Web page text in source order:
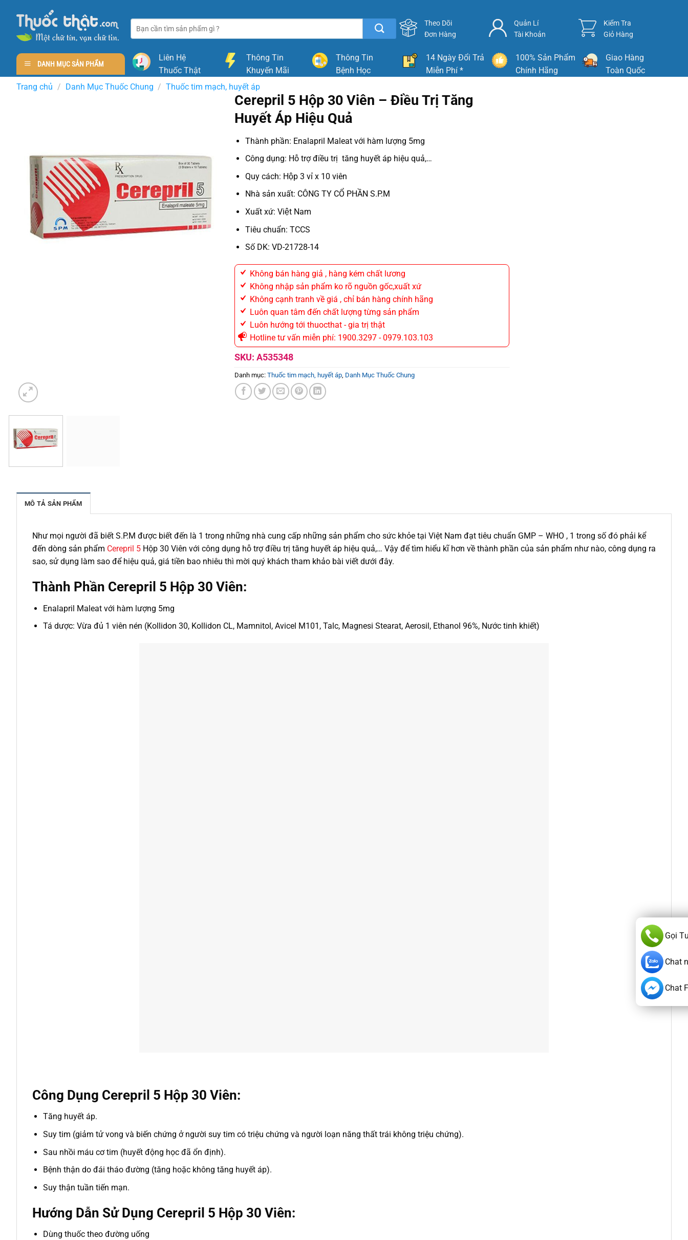
content
kiếm:
Theo Dõi
Đơn Hàng
Quản Lí
Tài Khoản
Kiểm Tra
Giỏ Hàng
DANH MỤC SẢN PHẨM
Liên Hệ
Thuốc Thật
Thông Tin
Khuyến Mãi
Thông Tin
Bệnh Học
14 Ngày Đổi Trả
Miễn Phí *
100% Sản Phẩm
Chính Hãng
Giao Hàng
Toàn Quốc
Trang chủ / Danh Mục Thuốc Chung / Thuốc tim mạch, huyết áp
Cerepril 5 Hộp 30 Viên – Điều Trị Tăng
Huyết Áp Hiệu Quả
Thành phần: Enalapril Maleat với hàm lượng 5mg
Công dụng: Hỗ trợ điều trị tăng huyết áp hiệu quả,…
Quy cách: Hộp 3 vỉ x 10 viên
Nhà sản xuất: CÔNG TY CỔ PHẦN S.P.M
Xuất xứ: Việt Nam
Tiêu chuẩn: TCCS
Số DK: VD-21728-14
Không bán hàng giả , hàng kém chất lương
Không nhập sản phẩm ko rõ nguồn gốc,xuất xứ
Không cạnh tranh về giá , chỉ bán hàng chính hãng
Luôn quan tâm đến chất lượng từng sản phẩm
Luôn hướng tới thuocthat - gia trị thật
Hotline tư vấn miễn phí: 1900.3297 - 0979.103.103
SKU: A535348
Danh mục: Thuốc tim mạch, huyết áp, Danh Mục Thuốc Chung
MÔ TẢ SẢN PHẨM
Như mọi người đã biết S.P.M được biết đến là 1 trong những nhà cung cấp những sản phẩm cho sức khỏe tại Việt Nam đạt tiêu chuẩn GMP – WHO , 1 trong số đó phải kể
đến dòng sản phẩm Cerepril 5 Hộp 30 Viên với công dụng hỗ trợ điều trị tăng huyết áp hiệu quả,… Vậy để tìm hiểu kĩ hơn về thành phần của sản phẩm như nào, công dụng ra
sao, sử dụng làm sao để hiệu quả, giá tiền bao nhiêu thì mời quý khách tham khảo bài viết dưới đây.
Thành Phần Cerepril 5 Hộp 30 Viên:
Enalapril Maleat với hàm lượng 5mg
Tá dược: Vừa đủ 1 viên nén (Kollidon 30, Kollidon CL, Mamnitol, Avicel M101, Talc, Magnesi Stearat, Aerosil, Ethanol 96%, Nước tinh khiết)
Công Dụng Cerepril 5 Hộp 30 Viên:
Tăng huyết áp.
Suy tim (giảm tử vong và biến chứng ở người suy tim có triệu chứng và người loạn năng thất trái không triệu chứng).
Sau nhồi máu cơ tim (huyết động học đã ổn định).
Bệnh thận do đái tháo đường (tăng hoặc không tăng huyết áp).
Suy thận tuần tiến mạn.
Hướng Dẫn Sử Dụng Cerepril 5 Hộp 30 Viên:
Dùng thuốc theo đường uống
Gọi
Chat
Chat